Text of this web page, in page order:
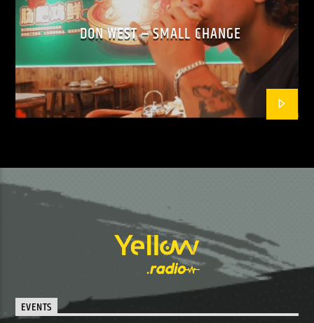
DON WEST – SMALL CHANGE
EVENTS